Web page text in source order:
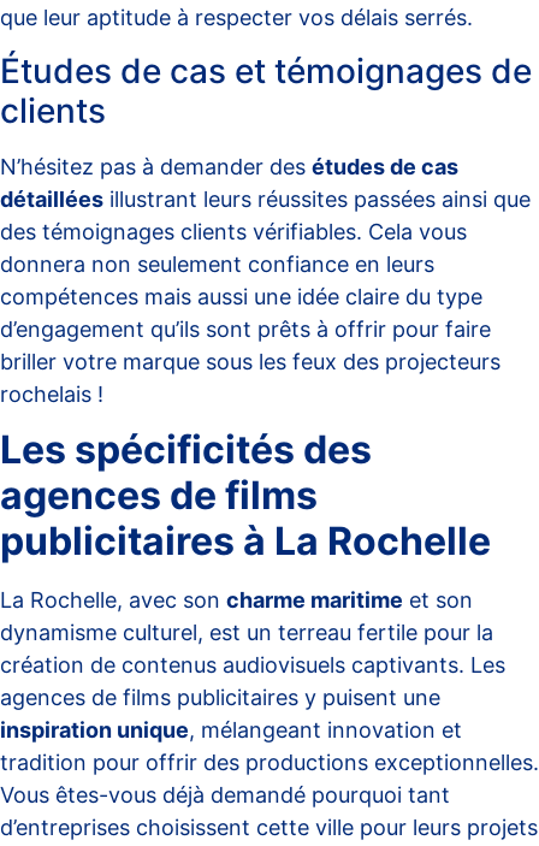
que leur aptitude à respecter vos délais serrés.
Études de cas et témoignages de
clients
N’hésitez pas à demander des études de cas
détaillées illustrant leurs réussites passées ainsi que
des témoignages clients vérifiables. Cela vous
donnera non seulement confiance en leurs
compétences mais aussi une idée claire du type
d’engagement qu’ils sont prêts à offrir pour faire
briller votre marque sous les feux des projecteurs
rochelais !
Les spécificités des
agences de films
publicitaires à La Rochelle
La Rochelle, avec son charme maritime et son
dynamisme culturel, est un terreau fertile pour la
création de contenus audiovisuels captivants. Les
agences de films publicitaires y puisent une
inspiration unique, mélangeant innovation et
tradition pour offrir des productions exceptionnelles.
Vous êtes-vous déjà demandé pourquoi tant
d’entreprises choisissent cette ville pour leurs projets